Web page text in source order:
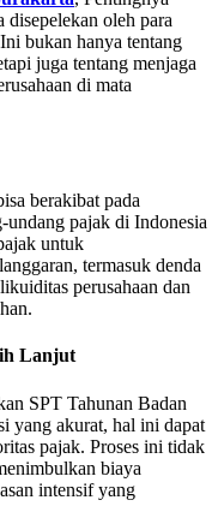
disepelekan oleh para
bukan hanya tentang
juga tentang menjaga
di mata
berakibat pada
pajak di Indonesia
untuk
termasuk denda
perusahaan dan
Lanjut
SPT Tahunan Badan
yang akurat, hal ini dapat
pajak. Proses ini tidak
biaya
intensif yang